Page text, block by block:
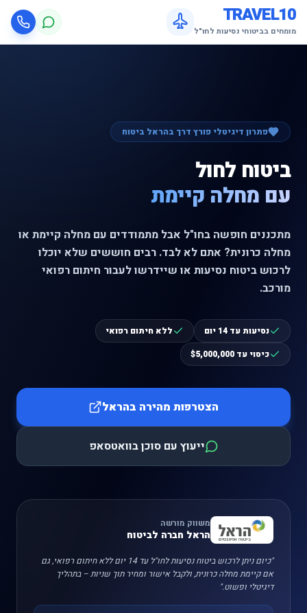
TRAVEL10
מומחים בביטוחי נסיעות לחו"ל
פתרון דיגיטלי פורץ דרך בהראל ביטוח
ביטוח לחול
עם מחלה קיימת
מתכננים חופשה בחו"ל אבל מתמודדים עם מחלה קיימת או
מחלה כרונית? אתם לא לבד. רבים חוששים שלא יוכלו
לרכוש ביטוח נסיעות או שיידרשו לעבור חיתום רפואי
מורכב.
נסיעות עד 14 יום
ללא חיתום רפואי
כיסוי עד $5,000,000
הצטרפות מהירה בהראל
ייעוץ עם סוכן בוואטסאפ
משווק מורשה
הראל חברה לביטוח
"כיום ניתן לרכוש ביטוח נסיעות לחו"ל עד 14 יום ללא חיתום רפואי, גם
אם קיימת מחלה כרונית, ולקבל אישור ומחיר תוך שניות – בתהליך
דיגיטלי ופשוט."